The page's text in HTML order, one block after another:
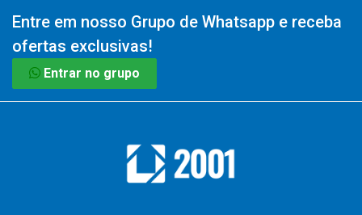
Entre em nosso Grupo de Whatsapp e receba
ofertas exclusivas!
Entrar no grupo